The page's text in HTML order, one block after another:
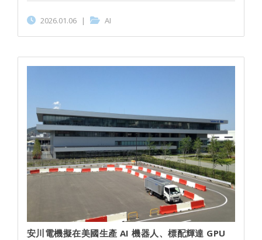
2026.01.06 | AI
安川電機擬在美國生產 AI 機器人、標配輝達 GPU